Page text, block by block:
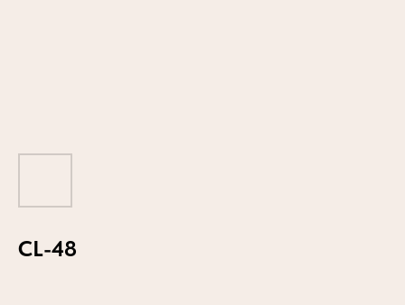
CL-48